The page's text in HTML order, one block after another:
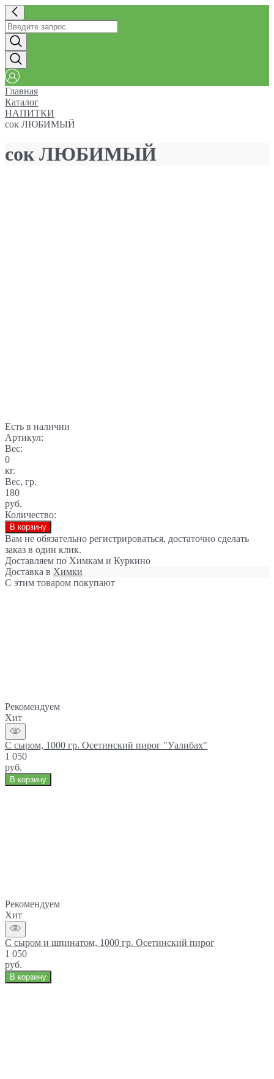
Главная
Каталог
НАПИТКИ
сок ЛЮБИМЫЙ
сок ЛЮБИМЫЙ
Есть в наличии
Артикул:
Вес:
0
кг.
Вес, гр.
180
руб.
Количество:
В корзину
Вам не обязательно регистрироваться, достаточно сделать
заказ в один клик.
Доставляем по Химкам и Куркино
Доставка в Химки
С этим товаром покупают
Рекомендуем
Хит
С сыром, 1000 гр. Осетинский пирог "Уалибах"
1 050
руб.
В корзину
Рекомендуем
Хит
С сыром и шпинатом, 1000 гр. Осетинский пирог
1 050
руб.
В корзину